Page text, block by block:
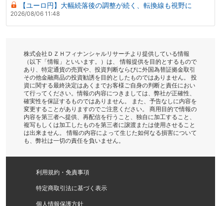
【ユーロ円】大幅続落後の調整が続く、転換線も視野に
2026/08/06 11:48
株式会社ＤＺＨフィナンシャルリサーチより提供している情報
（以下「情報」といいます。）は、 情報提供を目的とするもので
あり、特定通貨の売買や、投資判断ならびに外国為替証拠金取引
その他金融商品の投資勧誘を目的としたものではありません。 投
資に関する最終決定はあくまでお客様ご自身の判断と責任におい
て行ってください。情報の内容につきましては、弊社が正確性、
確実性を保証するものではありません。 また、予告なしに内容を
変更することがありますのでご注意ください。 商用目的で情報の
内容を第三者へ提供、再配信を行うこと、独自に加工すること、
複写もしくは加工したものを第三者に譲渡または使用させること
は出来ません。 情報の内容によって生じた如何なる損害について
も、弊社は一切の責任を負いません。
利用規約・免責事項
特定商取引法に基づく表示
個人情報保護方針